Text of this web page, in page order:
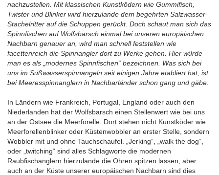
nachzustellen. Mit klassischen Kunstködern wie Gummifisch,
Twister und Blinker wird hierzulande dem begehrten Salzwasser-
Stachelritter auf die Schuppen gerückt. Doch schaut man sich das
Spinnfischen auf Wolfsbarsch einmal bei unseren europäischen
Nachbarn genauer an, wird man schnell feststellen wie
facettenreich die Spinnangler dort zu Werke gehen. Hier würde
man es als „modernes Spinnfischen“ bezeichnen. Was sich bei
uns im Süßwasserspinnangeln seit einigen Jahre etabliert hat, ist
bei Meeresspinnanglern in Nachbarländer schon gang und gäbe.
In Ländern wie Frankreich, Portugal, England oder auch den
Niederlanden hat der Wolfsbarsch einen Stellenwert wie bei uns
an der Ostsee die Meerforelle. Dort stehen nicht Kunstköder wie
Meerforellenblinker oder Küstenwobbler an erster Stelle, sondern
Wobbler mit und ohne Tauchschaufel. „Jerking“, „walk the dog“,
oder „twitching“ sind alles Schlagworte die modernen
Raubfischanglern hierzulande die Ohren spitzen lassen, aber
auch an der Küste unserer europäischen Nachbarn sind dies